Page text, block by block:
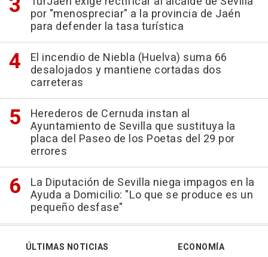
por "menospreciar" a la provincia de Jaén
para defender la tasa turística
El incendio de Niebla (Huelva) suma 66
desalojados y mantiene cortadas dos
carreteras
Herederos de Cernuda instan al
Ayuntamiento de Sevilla que sustituya la
placa del Paseo de los Poetas del 29 por
errores
La Diputación de Sevilla niega impagos en la
Ayuda a Domicilio: "Lo que se produce es un
pequeño desfase"
ÚLTIMAS NOTICIAS
ECONOMÍA